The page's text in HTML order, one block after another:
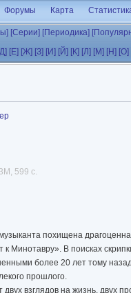
Форумы Карта
[Серии] [Периодика]
[Е] [Ж] [З] [И] [Й] [К] [Л] [М] [Н] [О]
3M, 599 с.
музыканта похищена
Минотавру». В поисках
более 20 лет тому
прошлого.
взглядов на жизнь, двух